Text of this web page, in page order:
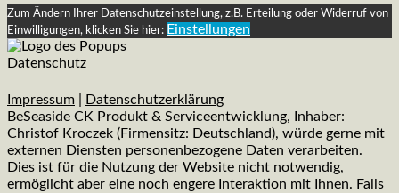
Zum Ändern Ihrer Datenschutzeinstellung, z.B. Erteilung oder Widerruf von
Einwilligungen, klicken Sie hier: Einstellungen
Datenschutz
Impressum
Datenschutzerklärung
BeSeaside CK Produkt & Serviceentwicklung, Inhaber:
Christof Kroczek (Firmensitz: Deutschland), würde gerne mit
externen Diensten personenbezogene Daten verarbeiten.
Dies ist für die Nutzung der Website nicht notwendig,
ermöglicht aber eine noch engere Interaktion mit Ihnen. Falls